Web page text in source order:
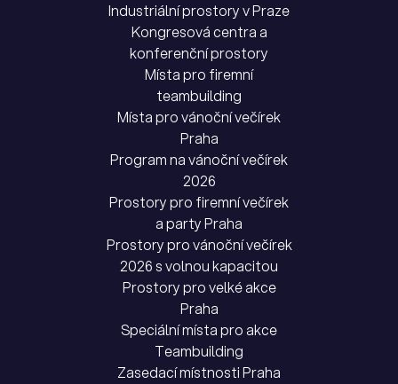
Industriální prostory v Praze
Kongresová centra a
konferenční prostory
Místa pro firemní
teambuilding
Místa pro vánoční večírek
Praha
Program na vánoční večírek
2026
Prostory pro firemní večírek
a party Praha
Prostory pro vánoční večírek
2026 s volnou kapacitou
Prostory pro velké akce
Praha
Speciální místa pro akce
Teambuilding
Zasedací místnosti Praha